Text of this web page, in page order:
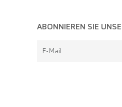
ABONNIEREN SIE
E-Mail